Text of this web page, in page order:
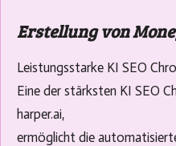
Erstellung von
Leistungsstarke KI SEO
Eine der stärksten KI SEO
harper.ai,
ermöglicht die